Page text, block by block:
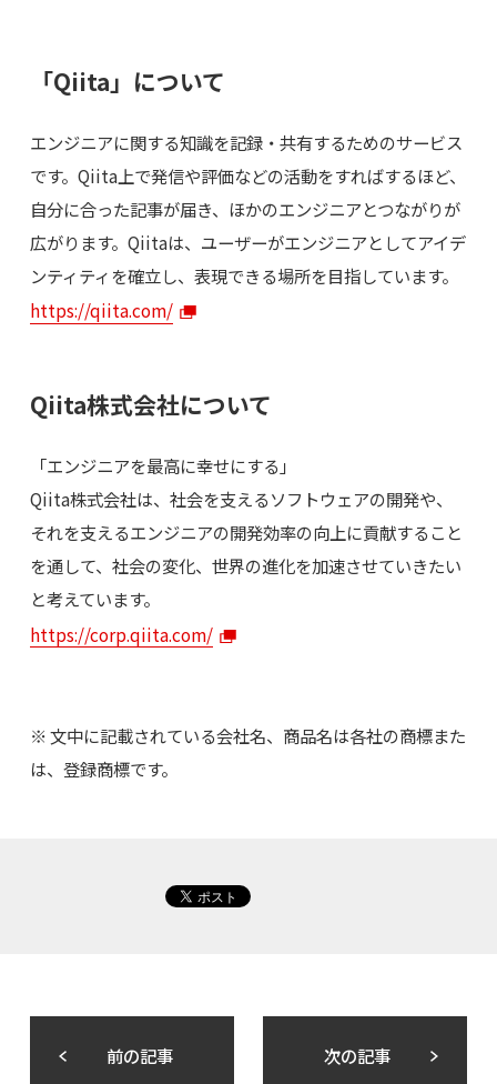
「Qiita」について
エンジニアに関する知識を記録・共有するためのサービス
です。Qiita上で発信や評価などの活動をすればするほど、
自分に合った記事が届き、ほかのエンジニアとつながりが
広がります。Qiitaは、ユーザーがエンジニアとしてアイデ
ンティティを確立し、表現できる場所を目指しています。
https://qiita.com/
Qiita株式会社について
「エンジニアを最高に幸せにする」
Qiita株式会社は、社会を支えるソフトウェアの開発や、
それを支えるエンジニアの開発効率の向上に貢献すること
を通して、社会の変化、世界の進化を加速させていきたい
と考えています。
https://corp.qiita.com/
※ 文中に記載されている会社名、商品名は各社の商標また
は、登録商標です。
前の記事 次の記事